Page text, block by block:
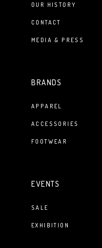
OUR HISTORY
CONTACT
MEDIA & PRESS
BRANDS
APPAREL
ACCESSORIES
FOOTWEAR
EVENTS
SALE
EXHIBITION